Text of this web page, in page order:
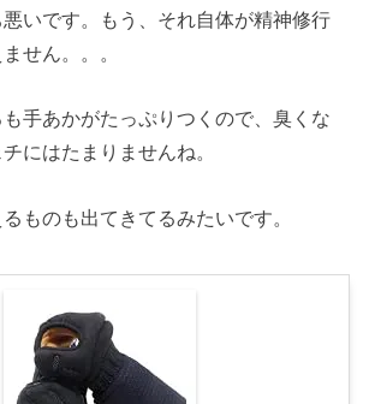
いです。もう、それ自体が精神修行
せん。。。
手あかがたっぷりつくので、臭くな
にはたまりませんね。
ものも出てきてるみたいです。